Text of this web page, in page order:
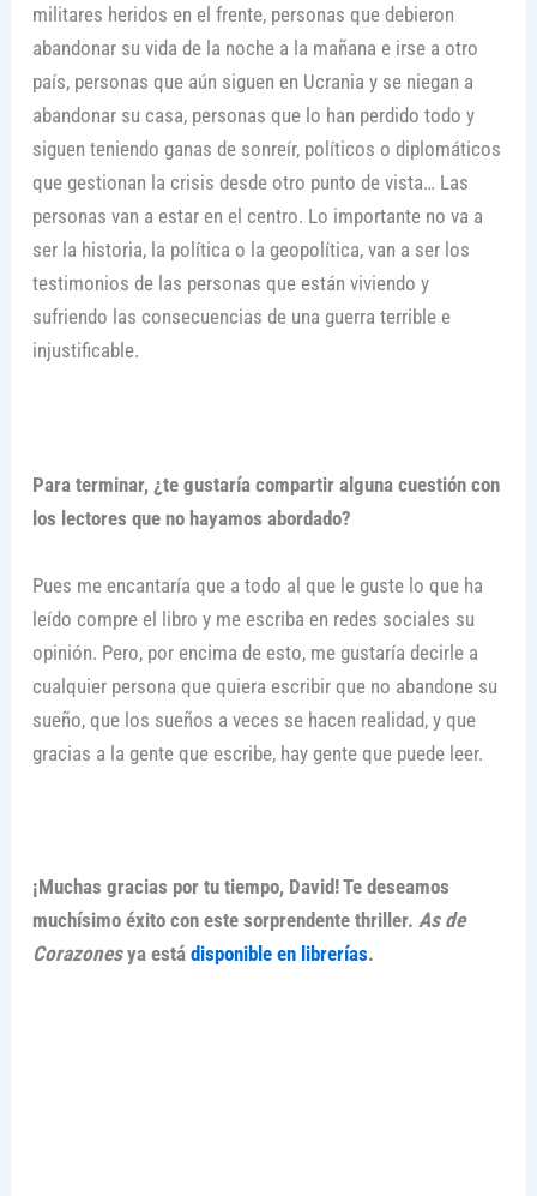
militares heridos en el frente, personas que debieron
abandonar su vida de la noche a la mañana e irse a otro
país, personas que aún siguen en Ucrania y se niegan a
abandonar su casa, personas que lo han perdido todo y
siguen teniendo ganas de sonreír, políticos o diplomáticos
que gestionan la crisis desde otro punto de vista… Las
personas van a estar en el centro. Lo importante no va a
ser la historia, la política o la geopolítica, van a ser los
testimonios de las personas que están viviendo y
sufriendo las consecuencias de una guerra terrible e
injustificable.
Para terminar, ¿te gustaría compartir alguna cuestión con
los lectores que no hayamos abordado?
Pues me encantaría que a todo al que le guste lo que ha
leído compre el libro y me escriba en redes sociales su
opinión. Pero, por encima de esto, me gustaría decirle a
cualquier persona que quiera escribir que no abandone su
sueño, que los sueños a veces se hacen realidad, y que
gracias a la gente que escribe, hay gente que puede leer.
¡Muchas gracias por tu tiempo, David! Te deseamos
muchísimo éxito con este sorprendente thriller. As de
Corazonesya está disponible en librerías.